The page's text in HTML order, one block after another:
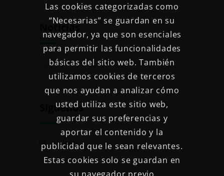
Noticias
Síguenos
Las cookies categorizadas como
“Necesarias” se guardan en su
navegador, ya que son esenciales
para permitir las funcionalidades
básicas del sitio web. También
utilizamos cookies de terceros
que nos ayudan a analizar cómo
usted utiliza este sitio web,
guardar sus preferencias y
aportar el contenido y la
publicidad que le sean relevantes.
Estas cookies solo se guardan en